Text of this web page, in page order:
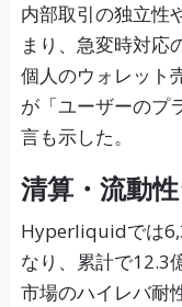
内部取引の独立性
まり、急変時対応
個人のウォレット
が「ユーザーのプ
言も示した。
清算・流動
Hyperliquidでは
なり、累計で12.3
市場のハイレバ耐